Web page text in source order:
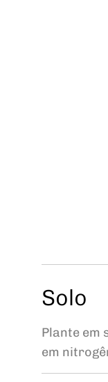
Solo
Plante em
em